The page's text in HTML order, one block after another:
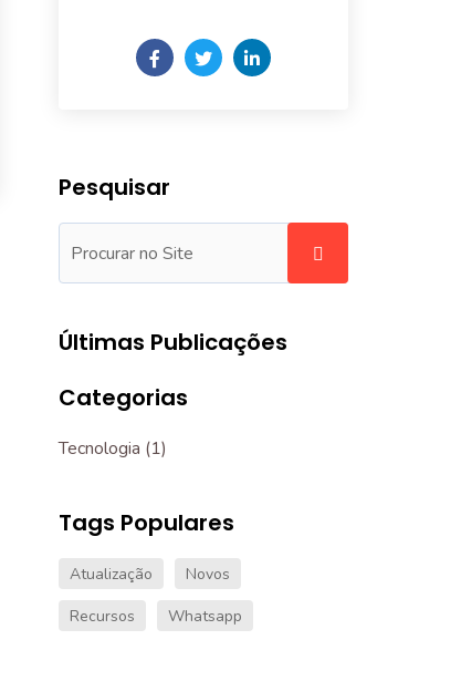
Pesquisar
Últimas Publicações
Categorias
Tecnologia (1)
Tags Populares
Atualização
Novos
Recursos
Whatsapp